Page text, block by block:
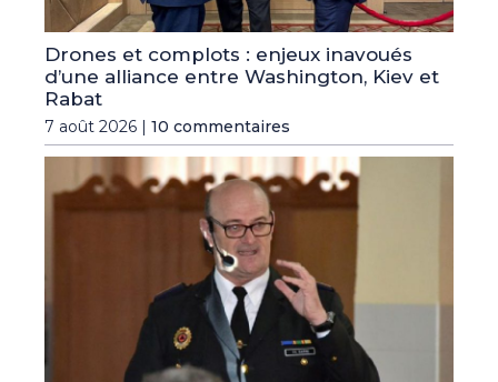
Drones et complots : enjeux inavoués
d’une alliance entre Washington, Kiev et
Rabat
7 août 2026 | 10 commentaires